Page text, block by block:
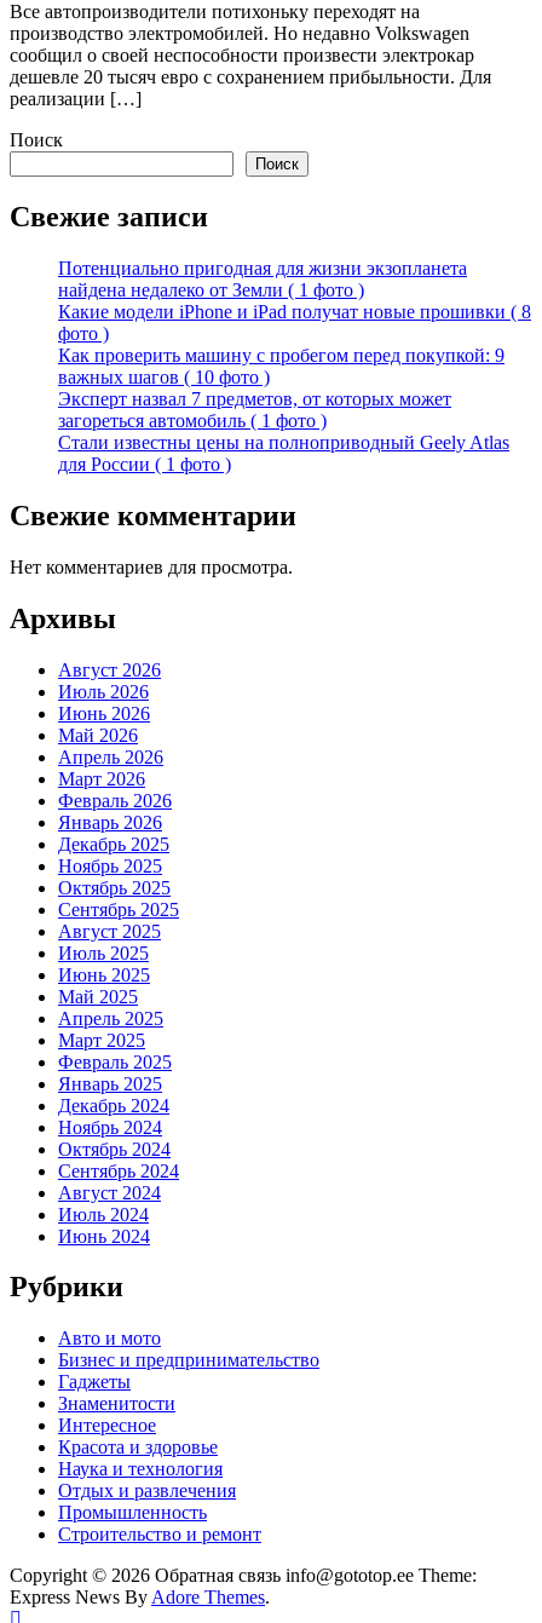
Все автопроизводители потихоньку переходят на
производство электромобилей. Но недавно Volkswagen
сообщил о своей неспособности произвести электрокар
дешевле 20 тысяч евро с сохранением прибыльности. Для
реализации […]
Поиск
Поиск
Свежие записи
Потенциально пригодная для жизни экзопланета
найдена недалеко от Земли ( 1 фото )
Какие модели iPhone и iPad получат новые прошивки ( 8
фото )
Как проверить машину с пробегом перед покупкой: 9
важных шагов ( 10 фото )
Эксперт назвал 7 предметов, от которых может
загореться автомобиль ( 1 фото )
Стали известны цены на полноприводный Geely Atlas
для России ( 1 фото )
Свежие комментарии
Нет комментариев для просмотра.
Архивы
Август 2026
Июль 2026
Июнь 2026
Май 2026
Апрель 2026
Март 2026
Февраль 2026
Январь 2026
Декабрь 2025
Ноябрь 2025
Октябрь 2025
Сентябрь 2025
Август 2025
Июль 2025
Июнь 2025
Май 2025
Апрель 2025
Март 2025
Февраль 2025
Январь 2025
Декабрь 2024
Ноябрь 2024
Октябрь 2024
Сентябрь 2024
Август 2024
Июль 2024
Июнь 2024
Рубрики
Авто и мото
Бизнес и предпринимательство
Гаджеты
Знаменитости
Интересное
Красота и здоровье
Наука и технология
Отдых и развлечения
Промышленность
Строительство и ремонт
Copyright © 2026 Обратная связь info@gototop.ee Theme:
Express News By Adore Themes.